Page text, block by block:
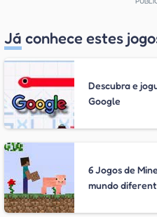
Já conhece estes
Descubra e
Google
6 Jogos de
mundo